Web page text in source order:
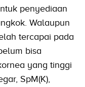
penyediaan
Walaupun
tercapai pada
bisa
yang tinggi
SpM(K),